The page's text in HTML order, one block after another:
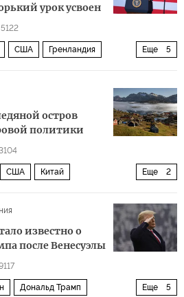
урок усвоен
5122
Еще 5
США Гренландия
против Ирана
остров
политики
Еще 2
США Китай
известно о
после Венесуэлы
Еще 5
Дональд Трамп